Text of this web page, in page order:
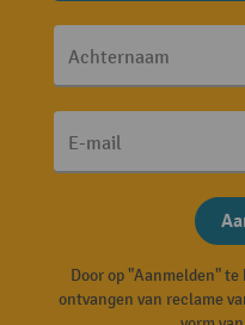
Achternaam
E-mail
Door op "Aanmelden"
ontvangen van reclame